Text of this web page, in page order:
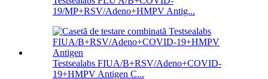
19/MP+RSV/Adeno+HMPV Antig...
Testsealabs FIUA/B+RSV/Adeno+COVID-
19+HMPV Antigen C...